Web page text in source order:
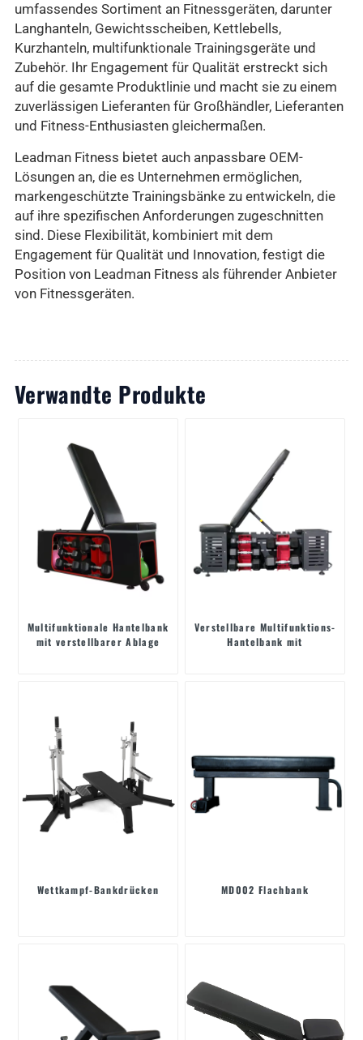
umfassendes Sortiment an Fitnessgeräten, darunter
Langhanteln, Gewichtsscheiben, Kettlebells,
Kurzhanteln, multifunktionale Trainingsgeräte und
Zubehör. Ihr Engagement für Qualität erstreckt sich
auf die gesamte Produktlinie und macht sie zu einem
zuverlässigen Lieferanten für Großhändler, Lieferanten
und Fitness-Enthusiasten gleichermaßen.
Leadman Fitness bietet auch anpassbare OEM-
Lösungen an, die es Unternehmen ermöglichen,
markengeschützte Trainingsbänke zu entwickeln, die
auf ihre spezifischen Anforderungen zugeschnitten
sind. Diese Flexibilität, kombiniert mit dem
Engagement für Qualität und Innovation, festigt die
Position von Leadman Fitness als führender Anbieter
von Fitnessgeräten.
Verwandte Produkte
Multifunktionale Hantelbank
mit verstellbarer Ablage
Verstellbare Multifunktions-
Hantelbank mit
Wettkampf-Bankdrücken MD002 Flachbank